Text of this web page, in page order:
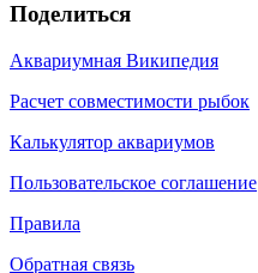
Поделиться
Аквариумная Википедия
Расчет совместимости рыбок
Калькулятор аквариумов
Пользовательское соглашение
Правила
Обратная связь